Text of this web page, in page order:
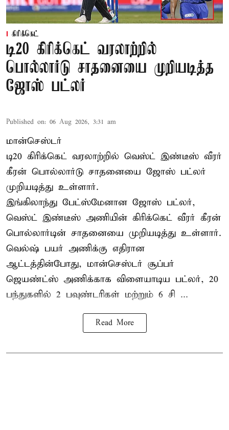
கிரிக்கெட்
டி20 கிரிக்கெட் வரலாற்றில்
பொல்லார்டு சாதனையை முறியடித்த
ஜோஸ் பட்லர்
Published on: 06 Aug 2026, 3:31 am
மான்செஸ்டர்
டி20 கிரிக்கெட் வரலாற்றில் வெஸ்ட் இண்டீஸ் வீரர்
கீரன் பொல்லார்டு சாதனையை ஜோஸ் பட்லர்
முறியடித்து உள்ளார்.
இங்கிலாந்து பேட்ஸ்மேனான ஜோஸ் பட்லர்,
வெஸ்ட் இண்டீஸ் அணியின் கிரிக்கெட் வீரர் கீரன்
பொல்லார்டின் சாதனையை முறியடித்து உள்ளார்.
வெல்ஷ் பயர் அணிக்கு எதிரான
ஆட்டத்தின்போது, மான்செஸ்டர் சூப்பர்
ஜெயண்ட்ஸ் அணிக்காக விளையாடிய பட்லர், 20
பந்துகளில் 2 பவுண்டரிகள் மற்றும் 6 சி ...
Read More